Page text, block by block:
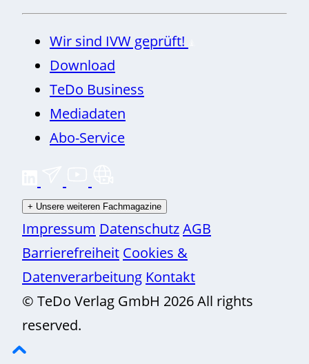
Wir sind IVW geprüft!
Download
TeDo Business
Mediadaten
Abo-Service
+ Unsere weiteren Fachmagazine
Impressum DatenschutzAGB
Barrierefreiheit Cookies &
Datenverarbeitung Kontakt
© TeDo Verlag GmbH 2026 All rights
reserved.